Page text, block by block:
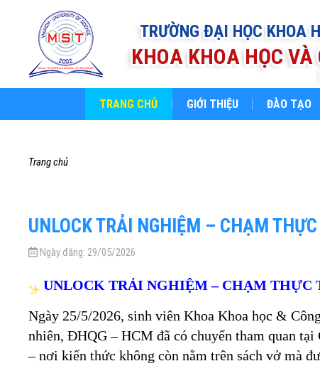
TRƯỜNG ĐẠI HỌC KHOA
KHOA KHOA HỌC VÀ
TRANG CHỦ GIỚI THIỆU ĐÀO TẠO
trang chủ
UNLOCK TRẢI NGHIỆM – CHẠM THỰC
Ngày đăng: 29/05/2026
UNLOCK TRẢI NGHIỆM – CHẠM THỰC
Ngày 25/5/2026, sinh viên Khoa Khoa học &
nhiên, ĐHQG – HCM đã có chuyến tham quan
– nơi kiến thức không còn nằm trên sách vở mà